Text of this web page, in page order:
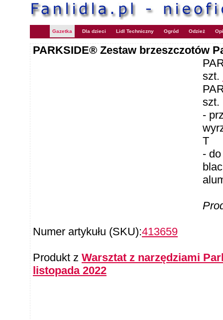
Gazetka Dla dzieci Lidl Techniczny Ogród Odzież
PARKSIDE® Zestaw brzeszczotów
szt.
szt.
-
T
-
Numer artykułu (SKU):413659
Produkt z Warsztat z narzędziami
listopada 2022